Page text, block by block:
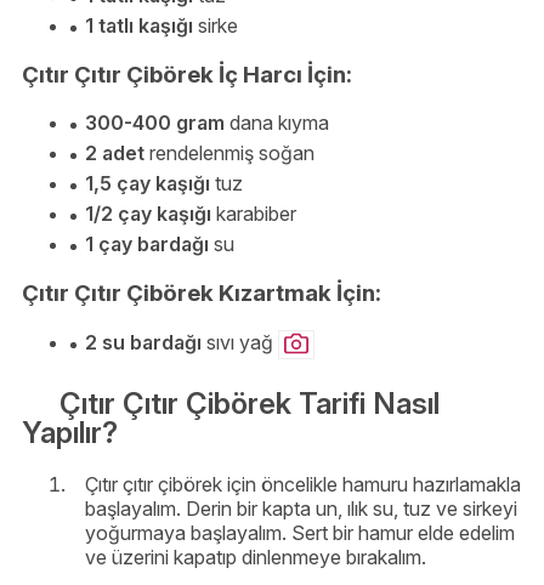
1 tatlı kaşığı sirke
Çıtır Çıtır Çibörek İç Harcı İçin:
300-400 gram dana kıyma
2 adet rendelenmiş soğan
1,5 çay kaşığı tuz
1/2 çay kaşığı karabiber
1 çay bardağı su
Çıtır Çıtır Çibörek Kızartmak İçin:
2 su bardağı sıvı yağ
Çıtır Çıtır Çibörek Tarifi Nasıl
Yapılır?
Çıtır çıtır çibörek için öncelikle hamuru hazırlamakla
başlayalım. Derin bir kapta un, ılık su, tuz ve sirkeyi
yoğurmaya başlayalım. Sert bir hamur elde edelim
ve üzerini kapatıp dinlenmeye bırakalım.